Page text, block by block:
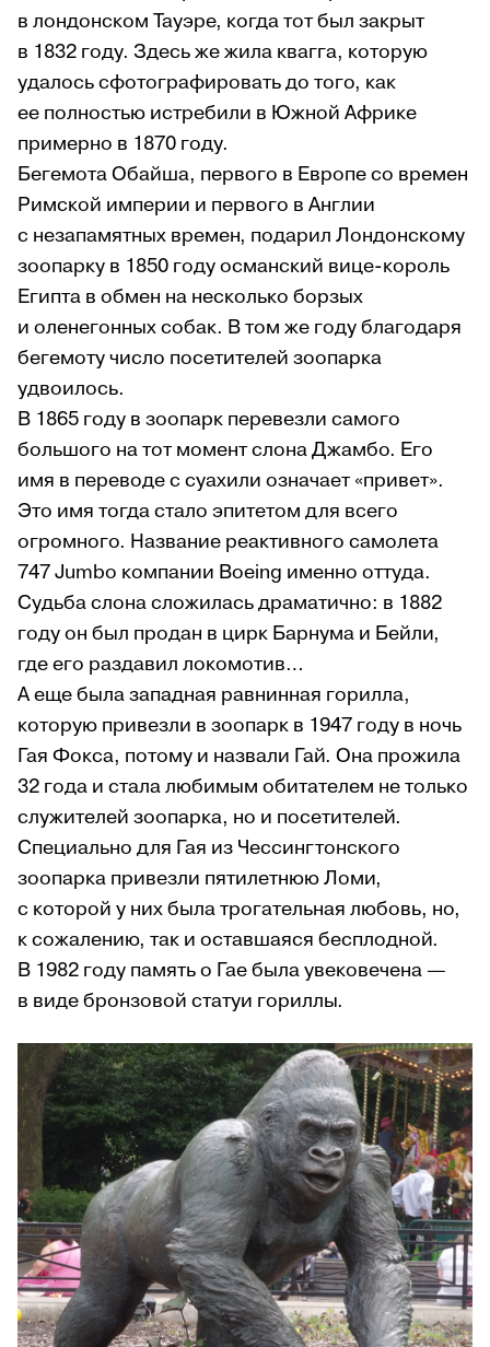
в лондонском Тауэре, когда тот был закрыт
в 1832 году. Здесь же жила квагга, которую
удалось сфотографировать до того, как
ее полностью истребили в Южной Африке
примерно в 1870 году.
Бегемота Обайша, первого в Европе со времен
Римской империи и первого в Англии
с незапамятных времен, подарил Лондонскому
зоопарку в 1850 году османский вице-король
Египта в обмен на несколько борзых
и оленегонных собак. В том же году благодаря
бегемоту число посетителей зоопарка
удвоилось.
В 1865 году в зоопарк перевезли самого
большого на тот момент слона Джамбо. Его
имя в переводе с суахили означает «привет».
Это имя тогда стало эпитетом для всего
огромного. Название реактивного самолета
747 Jumbo компании Boeing именно оттуда.
Судьба слона сложилась драматично: в 1882
году он был продан в цирк Барнума и Бейли,
где его раздавил локомотив…
А еще была западная равнинная горилла,
которую привезли в зоопарк в 1947 году в ночь
Гая Фокса, потому и назвали Гай. Она прожила
32 года и стала любимым обитателем не только
служителей зоопарка, но и посетителей.
Специально для Гая из Чессингтонского
зоопарка привезли пятилетнюю Ломи,
с которой у них была трогательная любовь, но,
к сожалению, так и оставшаяся бесплодной.
В 1982 году память о Гае была увековечена —
в виде бронзовой статуи гориллы.